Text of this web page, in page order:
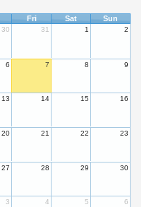
Fri Sat Sun
30 31 1 2
6 7 8 9
13 14 15 16
20 21 22 23
27 28 29 30
3 4 5 6